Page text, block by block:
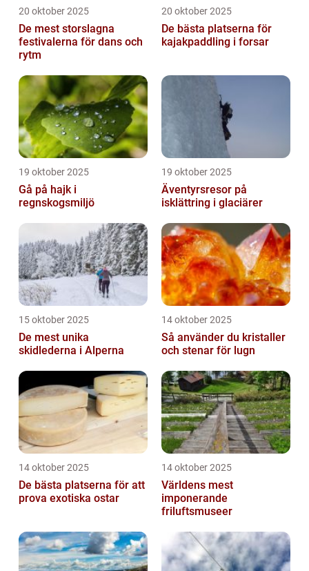
20 oktober 2025
De mest storslagna
festivalerna för dans och
rytm
20 oktober 2025
De bästa platserna för
kajakpaddling i forsar
19 oktober 2025
Gå på hajk i
regnskogsmiljö
19 oktober 2025
Äventyrsresor på
isklättring i glaciärer
15 oktober 2025
De mest unika
skidlederna i Alperna
14 oktober 2025
Så använder du kristaller
och stenar för lugn
14 oktober 2025
De bästa platserna för att
prova exotiska ostar
14 oktober 2025
Världens mest
imponerande
friluftsmuseer